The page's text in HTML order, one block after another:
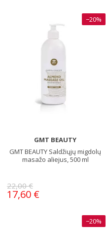
−20%
GMT BEAUTY
GMT BEAUTY Saldžiųjų migdolų
masažo aliejus, 500 ml
22,00 €
17,60 €
−20%